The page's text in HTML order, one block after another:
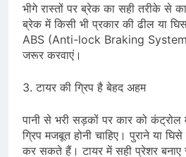
भीगे रास्तों पर ब्रेक का सही तरीके से
ब्रेक में किसी भी प्रकार की ढील या
ABS (Anti-lock Braking System)
जरूर करवाएं।
3. टायर की ग्रिप है बेहद अहम
पानी से भरी सड़कों पर कार को
ग्रिप मजबूत होनी चाहिए। पुराने या
कर सकते हैं। टायर में सही प्रेशर